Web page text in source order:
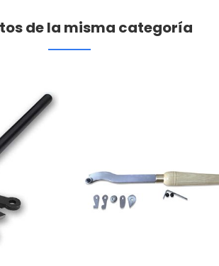
de la misma categoría